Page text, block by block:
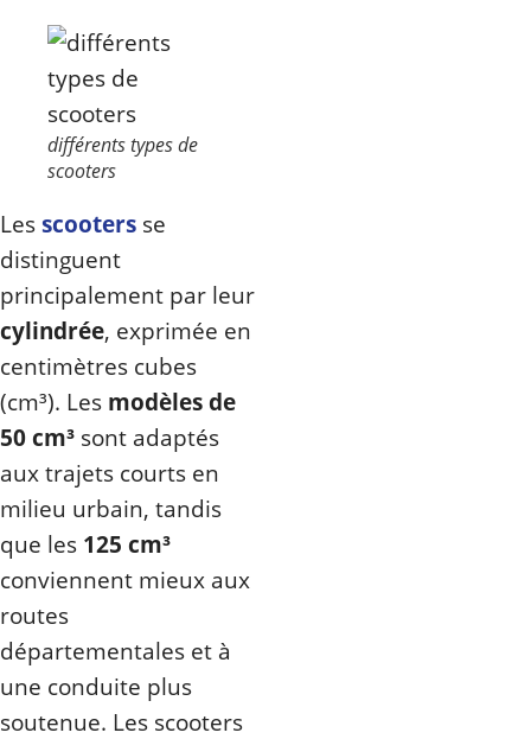
différents types de
scooters
Lesscooters se
distinguent
principalement par leur
cylindrée, exprimée en
centimètres cubes
(cm³). Les modèles de
50 cm³ sont adaptés
aux trajets courts en
milieu urbain, tandis
que les 125 cm³
conviennent mieux aux
routes
départementales et à
une conduite plus
soutenue. Les scooters